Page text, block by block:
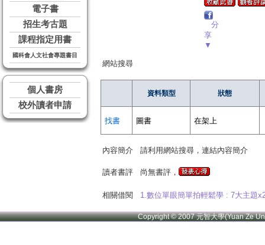
電子書
招生考古題
課程指定用書
國科會人文社會專題書目
個人書房
校外讀者申請
分
享
▼
網站搜尋
資料類型 狀態
找書 圖書 在架上
內容簡介 請利用網站搜尋，連結內容簡介
讀者書評 尚無書評，
相關借閱 1.數位單眼簡單拍輕鬆學 : 7大主題
Copyright © 2007 元智大學(Yuan Ze